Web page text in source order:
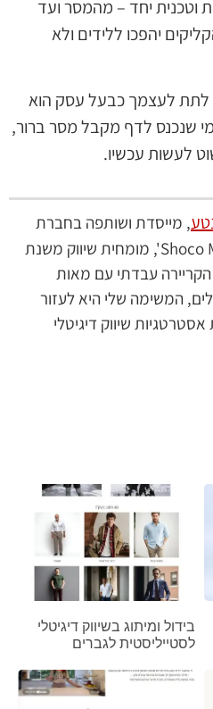
וטכנית יחד – מהמסר ועד
יהפכו ללידים ולא
לתת לעצמך כבעל עסק הוא
שנכנס לדף מקבל מסר ברור,
לעשות עכשיו.
, מייסדת ושותפה בחברת
השיווק הדיגיטלי 'Shoco Marketing', מומחית שיווק משנת
הקריירה עבדתי עם מאות
המשימה שלי היא לעזור
שיווק דיגיטלי
בידול ומיתוג בשיווק דיגיטלי
לסטייליסטית לגברים